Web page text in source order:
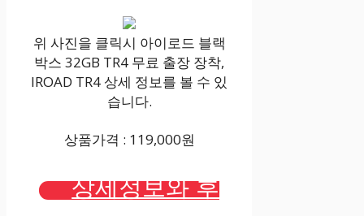
위 사진을 클릭시 아이로드 블랙
박스 32GB TR4 무료 출장 장착,
IROAD TR4 상세 정보를 볼 수 있
습니다.
상품가격 : 119,000원
상세정보와 후